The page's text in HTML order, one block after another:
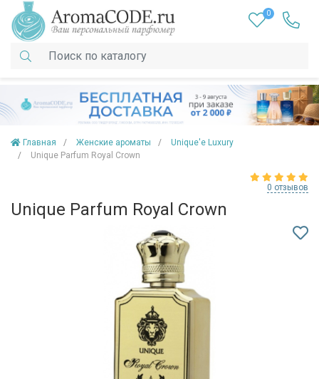
0
Главная Женские ароматы
Unique'e Luxury
Unique Parfum Royal Crown
0 отзывов
Unique Parfum Royal Crown